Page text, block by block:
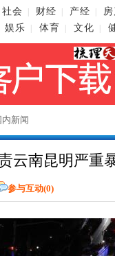
社会 财经 产经
娱乐 体育 文化
内新闻
云南昆明严重
参与互动(0)